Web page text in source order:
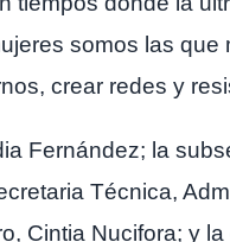
somos las que
crear redes y
Fernández; la
Técnica,
Cintia Nucifora; y la